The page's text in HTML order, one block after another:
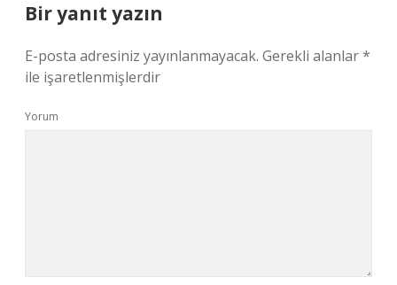
Bir yanıt yazın
E-posta adresiniz yayınlanmayacak. Gerekli alanlar*
ile işaretlenmişlerdir
Yorum